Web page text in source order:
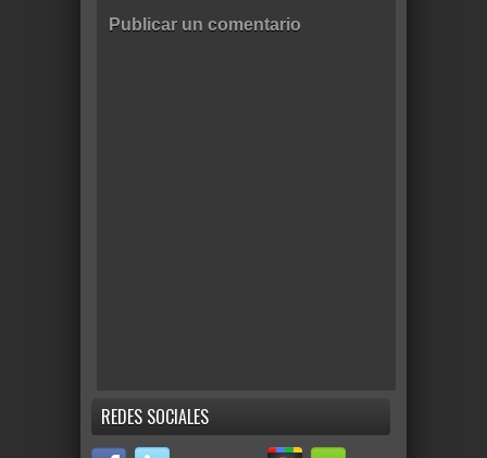
Publicar un comentario
REDES SOCIALES